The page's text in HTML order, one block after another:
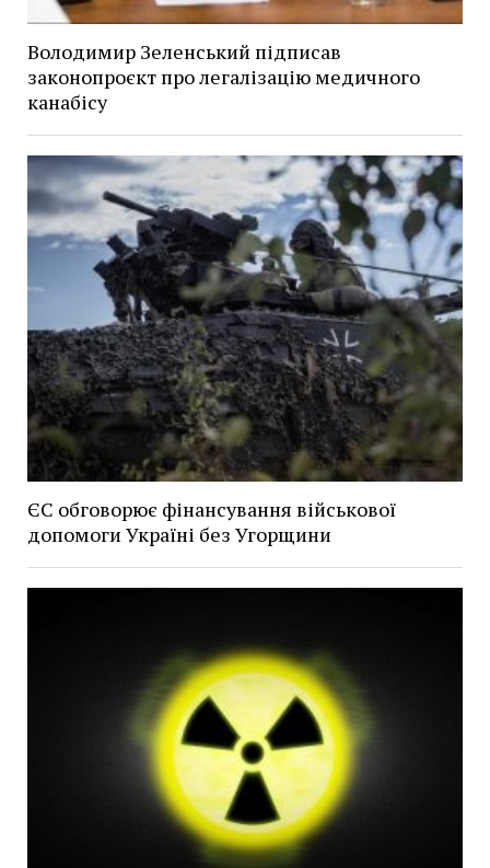
Володимир Зеленський підписав
законопроєкт про легалізацію медичного
канабісу
ЄС обговорює фінансування військової
допомоги Україні без Угорщини